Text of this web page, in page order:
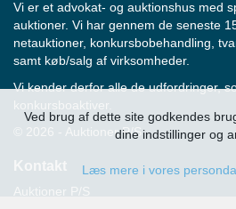
Ved brug af dette site godkendes
dine indstillinger og
Læs mere i vores
Vi er et advokat- og auktionshus med
auktioner. Vi har gennem de seneste
netauktioner, konkursbobehandling,
samt køb/salg af virksomheder.
Vi kender derfor alle de udfordringer,
konkursboaktiver.
© 2026 - Auktioner P/S
Kontakt
Auktioner P/S